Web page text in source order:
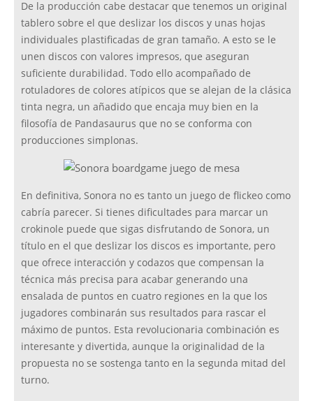
De la producción cabe destacar que tenemos un original
tablero sobre el que deslizar los discos y unas hojas
individuales plastificadas de gran tamaño. A esto se le
unen discos con valores impresos, que aseguran
suficiente durabilidad. Todo ello acompañado de
rotuladores de colores atípicos que se alejan de la clásica
tinta negra, un añadido que encaja muy bien en la
filosofía de Pandasaurus que no se conforma con
producciones simplonas.
En definitiva, Sonora no es tanto un juego de flickeo como
cabría parecer. Si tienes dificultades para marcar un
crokinole puede que sigas disfrutando de Sonora, un
título en el que deslizar los discos es importante, pero
que ofrece interacción y codazos que compensan la
técnica más precisa para acabar generando una
ensalada de puntos en cuatro regiones en la que los
jugadores combinarán sus resultados para rascar el
máximo de puntos. Esta revolucionaria combinación es
interesante y divertida, aunque la originalidad de la
propuesta no se sostenga tanto en la segunda mitad del
turno.